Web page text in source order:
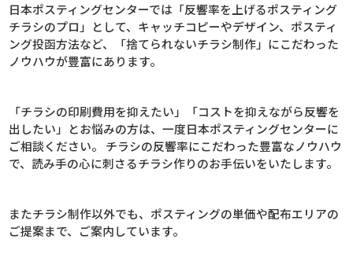
日本ポスティングセンターでは「反響率を上げるポスティング
チラシのプロ」として、キャッチコピーやデザイン、ポスティ
ング投函方法など、「捨てられないチラシ制作」にこだわった
ノウハウが豊富にあります。
「チラシの印刷費用を抑えたい」「コストを抑えながら反響を
出したい」とお悩みの方は、一度日本ポスティングセンターに
ご相談ください。 チラシの反響率にこだわった豊富なノウハウ
で、読み手の心に刺さるチラシ作りのお手伝いをいたします。
またチラシ制作以外でも、ポスティングの単価や配布エリアの
ご提案まで、ご案内しています。